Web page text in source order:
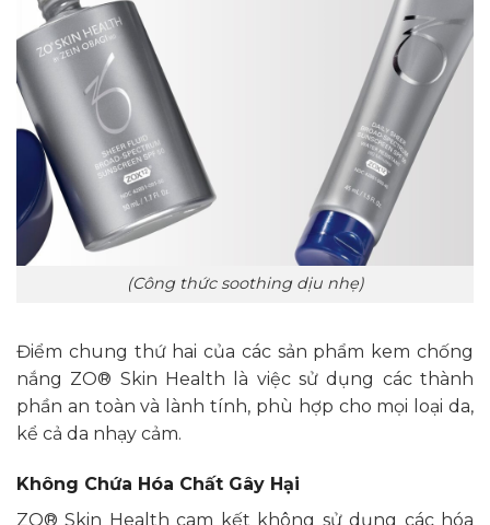
(Công thức soothing dịu nhẹ)
Điểm chung thứ hai của các sản phẩm kem chống
nắng ZO® Skin Health là việc sử dụng các thành
phần an toàn và lành tính, phù hợp cho mọi loại da,
kể cả da nhạy cảm.
Không Chứa Hóa Chất Gây Hại
ZO® Skin Health cam kết không sử dụng các hóa